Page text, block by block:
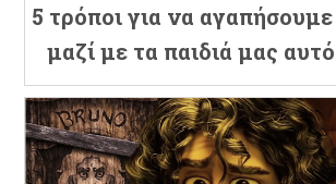
5 τρόποι για να
μαζί με τα παιδιά μας